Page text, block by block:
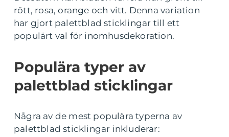
rött, rosa, orange och vitt. Denna variation
har gjort palettblad sticklingar till ett
populärt val för inomhusdekoration.
Populära typer av
palettblad sticklingar
Några av de mest populära typerna av
palettblad sticklingar inkluderar: